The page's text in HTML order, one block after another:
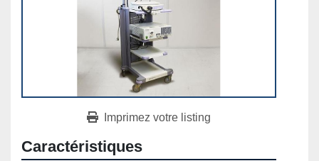
Imprimez votre listing
Caractéristiques